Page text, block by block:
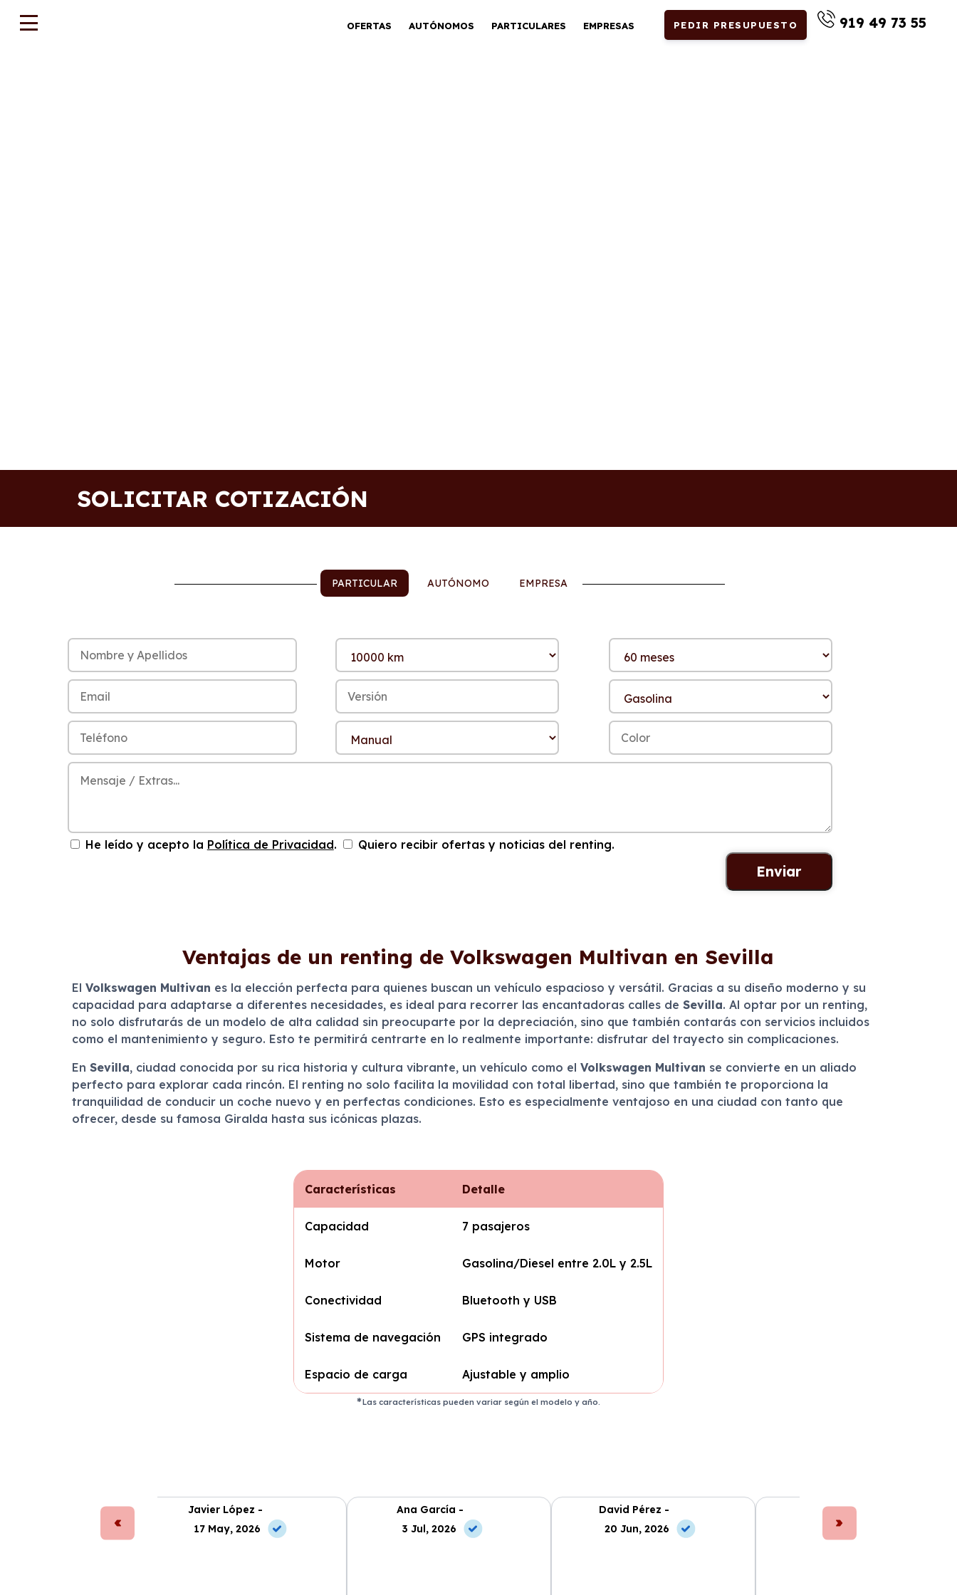
OFERTAS AUTÓNOMOS PARTICULARES EMPRESAS PEDIR PRESUPUESTO 919 49 73 55
SOLICITAR COTIZACIÓN
PARTICULAR AUTÓNOMO EMPRESA
He leído y acepto la Política de Privacidad. Quiero recibir ofertas y noticias del renting.
Ventajas de un renting de Volkswagen Multivan en Sevilla
El Volkswagen Multivan es la elección perfecta para quienes buscan un vehículo espacioso y versátil. Gracias a su diseño moderno y su
capacidad para adaptarse a diferentes necesidades, es ideal para recorrer las encantadoras calles de Sevilla. Al optar por un renting,
no solo disfrutarás de un modelo de alta calidad sin preocuparte por la depreciación, sino que también contarás con servicios incluidos
como el mantenimiento y seguro. Esto te permitirá centrarte en lo realmente importante: disfrutar del trayecto sin complicaciones.
En Sevilla, ciudad conocida por su rica historia y cultura vibrante, un vehículo como el Volkswagen Multivan se convierte en un aliado
perfecto para explorar cada rincón. El renting no solo facilita la movilidad con total libertad, sino que también te proporciona la
tranquilidad de conducir un coche nuevo y en perfectas condiciones. Esto es especialmente ventajoso en una ciudad con tanto que
ofrecer, desde su famosa Giralda hasta sus icónicas plazas.
Características Detalle
Capacidad 7 pasajeros
Motor Gasolina/Diesel entre 2.0L y 2.5L
Conectividad Bluetooth y USB
Sistema de navegación GPS integrado
Espacio de carga Ajustable y amplio
Las características pueden variar según el modelo y año.
Javier López -
17 May, 2026
Ana García -
3 Jul, 2026
David Pérez -
20 Jun, 2026
Laura Fernández -
10 May, 2026